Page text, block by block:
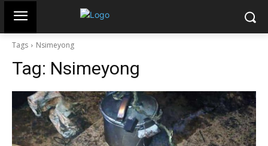
Tags Nsimeyong
Tag: Nsimeyong